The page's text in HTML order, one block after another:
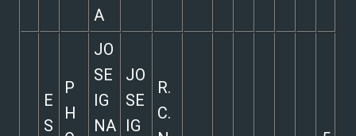
A
E
S
P
H
JO
SE
IG
NA
JO
SE
IG
R.
C.